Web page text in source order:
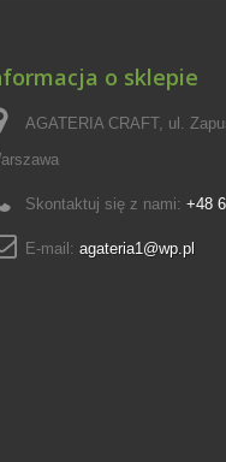
o sklepie
AGATERIA CRAFT, ul.
Skontaktuj się z nami: +48
E-mail: agateria1@wp.pl